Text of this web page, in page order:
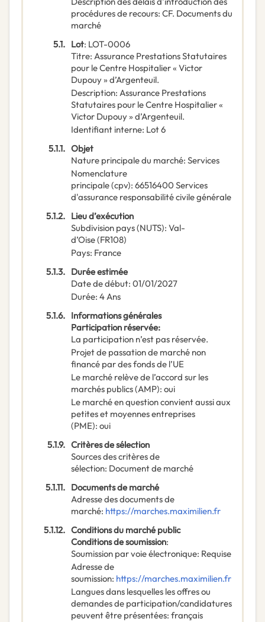
procédures de recours: CF. Documents du
marché
5.1. Lot: LOT-0006
Titre: Assurance Prestations Statutaires
pour le Centre Hospitalier « Victor
Dupouy » d’Argenteuil.
Description: Assurance Prestations
Statutaires pour le Centre Hospitalier «
Victor Dupouy » d’Argenteuil.
Identifiant interne: Lot 6
5.1.1. Objet
Nature principale du marché: Services
Nomenclature
principale(cpv): 66516400 Services
d'assurance responsabilité civile générale
5.1.2. Lieu d’exécution
Subdivision pays (NUTS): Val-
d’Oise(FR108)
Pays: France
5.1.3. Durée estimée
Date de début: 01/01/2027
Durée: 4Ans
5.1.6. Informations générales
Participation réservée:
La participation n’est pas réservée.
Projet de passation de marché non
financé par des fonds de l’UE
Le marché relève de l’accord sur les
marchés publics (AMP): oui
Le marché en question convient aussi aux
petites et moyennes entreprises
(PME): oui
5.1.9. Critères de sélection
Sources des critères de
sélection: Document de marché
5.1.11. Documents de marché
Adresse des documents de
marché: https://marches.maximilien.fr
5.1.12. Conditions du marché public
Conditions de soumission:
Soumission par voie électronique: Requise
Adresse de
soumission: https://marches.maximilien.fr
Langues dans lesquelles les offres ou
demandes de participation/candidatures
peuvent être présentées: français